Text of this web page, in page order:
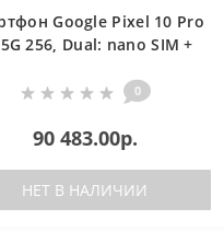
Google Pixel 10 Pro
256, Dual: nano SIM +
0
90 483.00р.
НЕТ В НАЛИЧИИ